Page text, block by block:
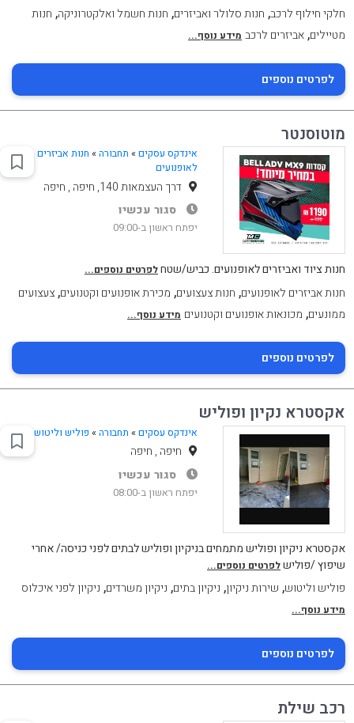
חלקי חילוף לרכב, חנות סלולר ואביזרים, חנות חשמל ואלקטרוניקה, חנות
מטיילים,אביזרים לרכב מידע נוסף...
לפרטים נוספים
מוטוסנטר
אינדקס עסקים » תחבורה» חנות אביזרים
לאופנועים
דרך העצמאות 140, חיפה , חיפה
סגור עכשיו
יפתח ראשון ב-09:00
חנות ציוד ואביזרים לאופנועים. כביש/שטחלפרטים נוספים...
חנות אביזרים לאופנועים, חנות צעצועים, מכירת אופנועים וקטנועים,צעצועים
ממונעים, מכונאות אופנועים וקטנועים מידע נוסף...
לפרטים נוספים
אקסטרא נקיון ופוליש
אינדקס עסקים » תחבורה» פוליש וליטוש
חיפה , חיפה
סגור עכשיו
יפתח ראשון ב-08:00
אקסטרא ניקיון ופוליש מתמחים בניקיון ופוליש לבתים לפני כניסה/ אחרי
שיפוץ /פולישלפרטים נוספים...
פוליש וליטוש, שירות ניקיון, ניקיון בתים, ניקיון משרדים, ניקיון לפני איכלוס
מידע נוסף...
לפרטים נוספים
רכב שילת